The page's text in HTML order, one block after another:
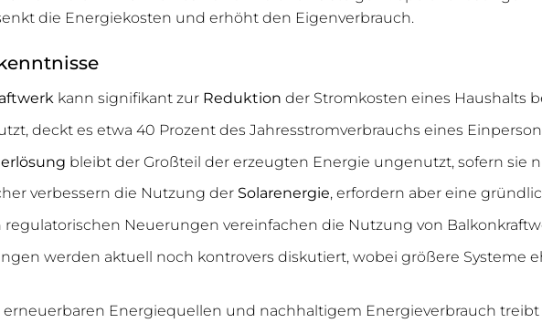
die Energiekosten und erhöht den Eigenverbrauch.
kann signifikant zur Reduktion der Stromkosten eines Haushalts
deckt es etwa 40 Prozent des Jahresstromverbrauchs eines
bleibt der Großteil der erzeugten Energie ungenutzt, sofern sie
verbessern die Nutzung der Solarenergie, erfordern aber eine
regulatorischen Neuerungen vereinfachen die Nutzung von
werden aktuell noch kontrovers diskutiert, wobei größere Systeme
erneuerbaren Energiequellen und nachhaltigem Energieverbrauch